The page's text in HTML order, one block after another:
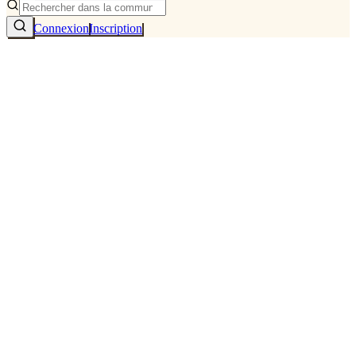
ConnexionInscription